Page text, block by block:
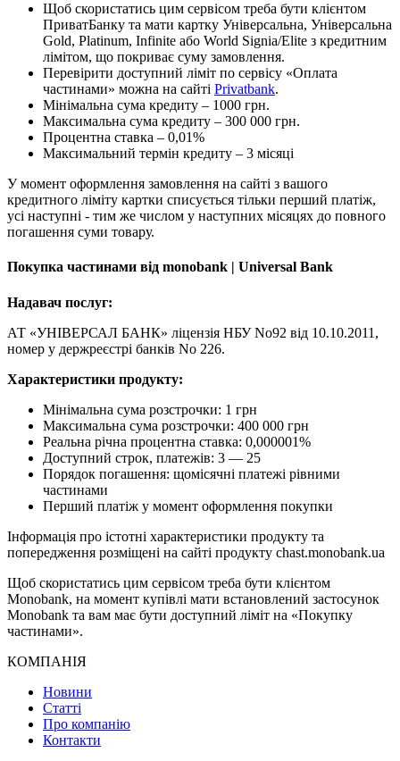
Щоб скористатись цим сервісом треба бути клієнтом
ПриватБанку та мати картку Універсальна, Універсальна
Gold, Platinum, Infinite або World Signia/Elite з кредитним
лімітом, що покриває суму замовлення.
Перевірити доступний ліміт по сервісу «Оплата
частинами» можна на сайті Privatbank.
Мінімальна сума кредиту – 1000 грн.
Максимальна сума кредиту – 300 000 грн.
Процентна ставка – 0,01%
Максимальний термін кредиту – 3 місяці
У момент оформлення замовлення на сайті з вашого
кредитного ліміту картки списується тільки перший платіж,
усі наступні - тим же числом у наступних місяцях до повного
погашення суми товару.
Покупка частинами від monobank | Universal Bank
Надавач послуг:
АТ «УНІВЕРСАЛ БАНК» ліцензія НБУ No92 від 10.10.2011,
номер у держреєстрі банків No 226.
Характеристики продукту:
Мінімальна сума розстрочки: 1 грн
Максимальна сума розстрочки: 400 000 грн
Реальна річна процентна ставка: 0,000001%
Доступний строк, платежів: 3 — 25
Порядок погашення: щомісячні платежі рівними
частинами
Перший платіж у момент оформлення покупки
Інформація про істотні характеристики продукту та
попередження розміщені на сайті продукту chast.monobank.ua
Щоб скористатись цим сервісом треба бути клієнтом
Monobank, на момент купівлі мати встановлений застосунок
Monobank та вам має бути доступний ліміт на «Покупку
частинами».
КОМПАНІЯ
Новини
Статті
Про компанію
Контакти